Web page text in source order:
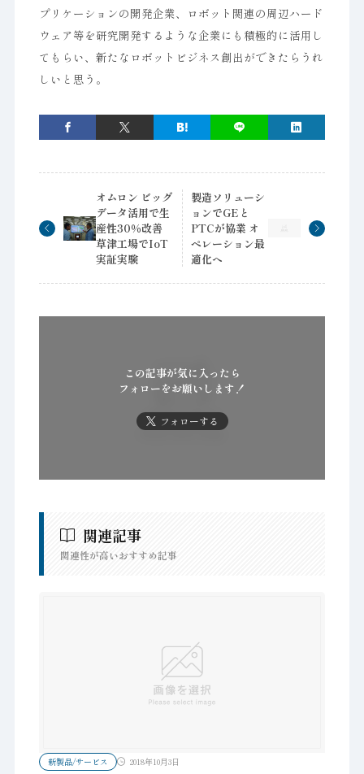
プリケーションの開発企業、ロボット関連の周辺ハード
ウェア等を研究開発するような企業にも積極的に活用し
てもらい、新たなロボットビジネス創出ができたらうれ
しいと思う。
オムロン ビッグ
データ活用で生
産性30％改善
草津工場でIoT
実証実験
製造ソリューシ
ョンでGEと
PTCが協業 オ
ペレーション最
適化へ
この記事が気に入ったら
フォローをお願いします！
フォローする
関連記事
関連性が高いおすすめ記事
新製品/サービス 2018年10月3日